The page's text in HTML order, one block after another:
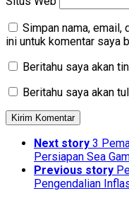
Simpan nama, email,
ini untuk komentar saya
Beritahu saya akan
Beritahu saya akan
Next story 3
Persiapan Sea
Previous story
Pengendalian